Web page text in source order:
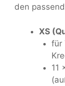
den
XS
für
11